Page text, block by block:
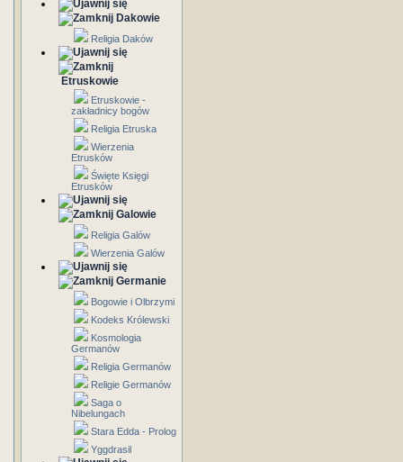
Dakowie
Religia Daków
Etruskowie
Etruskowie -
zakładnicy bogów
Religia Etruska
Wierzenia
Etrusków
Święte Księgi
Etrusków
Galowie
Religia Galów
Wierzenia Galów
Germanie
Bogowie i Olbrzymi
Kodeks Królewski
Kosmologia
Germanów
Religia Germanów
Religie Germanów
Saga o
Nibelungach
Stara Edda - Prolog
Yggdrasil